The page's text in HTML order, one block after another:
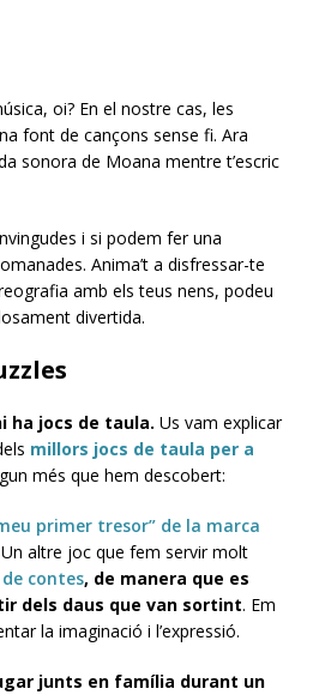
oi? En el nostre cas, les
font de cançons sense fi. Ara
sonora de Moana mentre t’escric
i si podem fer una
Anima’t a disfressar-te
amb els teus nens, podeu
divertida.
ha jocs de taula. Us vam explicar
millors jocs de taula per a
més que hem descobert:
primer tresor” de la marca
Un altre joc que fem servir molt
contes, de manera que es
dels daus que van sortint. Em
la imaginació i l’expressió.
junts en família durant un